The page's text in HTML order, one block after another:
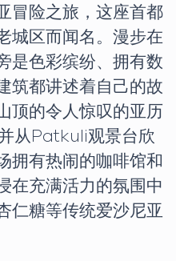
冒险之旅，这座首都
城区而闻名。漫步在
是色彩缤纷、拥有数
筑都讲述着自己的故
顶的令人惊叹的亚历
从Patkuli观景台欣
拥有热闹的咖啡馆和
在充满活力的氛围中
仁糖等传统爱沙尼亚